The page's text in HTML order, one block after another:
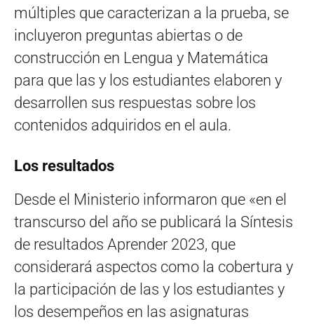
múltiples que caracterizan a la prueba, se
incluyeron preguntas abiertas o de
construcción en Lengua y Matemática
para que las y los estudiantes elaboren y
desarrollen sus respuestas sobre los
contenidos adquiridos en el aula.
Los resultados
Desde el Ministerio informaron que «en el
transcurso del año se publicará la Síntesis
de resultados Aprender 2023, que
considerará aspectos como la cobertura y
la participación de las y los estudiantes y
los desempeños en las asignaturas